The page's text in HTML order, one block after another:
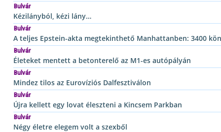
Bulvár
Kézilányból, kézi lány…
Bulvár
A teljes Epstein-akta megtekinthető Manhattanben: 3400
Bulvár
Életeket mentett a betonterelő az M1-es autópályán
Bulvár
Mindez tilos az Eurovíziós Dalfesztiválon
Bulvár
Újra kellett egy lovat éleszteni a Kincsem Parkban
Bulvár
Négy életre elegem volt a szexből